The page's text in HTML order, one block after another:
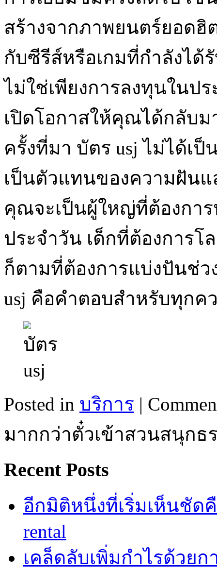
สร้างจากภาพยนตร์ยอดฮิ
กับซีรีส์หรือเกมที่กำลังได้
ไม่ใช่เพียงการลงทุนในป
เปิดโอกาสให้คุณได้กลับ
ครั้งที่มา บัตร usj ไม่ได้เ
เป็นตัวแทนของความฝัน
คุณจะเป็นผู้ใหญ่ที่ต้องกา
ประจำวัน เด็กที่ต้องการ
ก็ตามที่ต้องการแบ่งปันช่
usj คือคำตอบสำหรับทุกค
Posted in บริการ |
มากกว่าตั๋วเข้าสวนสนุกธ
Recent Posts
อีกมิติหนึ่งที่เริ่มเห็นชัดคื
rental
เคล็ดลับเพิ่มกำไรด้วย